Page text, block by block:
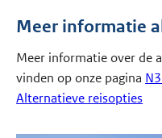
Meer informatie
Meer informatie over de
vinden op onze pagina
Alternatieve reisopties